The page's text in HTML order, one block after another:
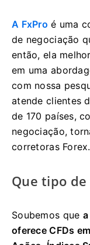
A FxPro é uma
de negociação
então, ela
em uma
com nossa
atende clientes
de 170 países,
negociação,
corretoras Forex.
Que tipo de
Soubemos que
oferece CFDs